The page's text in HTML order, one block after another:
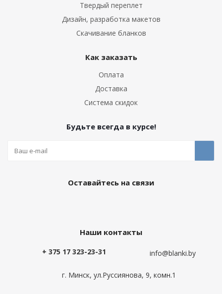
Твердый переплет
Дизайн, разработка макетов
Скачивание бланков
Как заказать
Оплата
Доставка
Система скидок
Будьте всегда в курсе!
Оставайтесь на связи
Наши контакты
+ 375 17 323-23-31 info@blanki.by
г. Минск, ул.Руссиянова, 9, комн.1